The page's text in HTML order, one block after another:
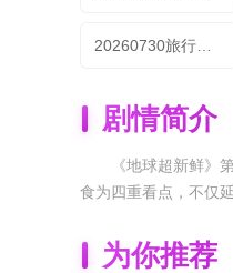
剧情简介
《地球超新鲜》
食为四重看点，不仅
为你推荐